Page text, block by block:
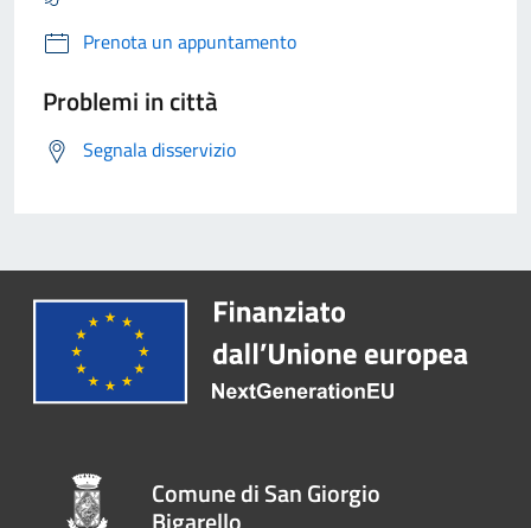
Prenota un appuntamento
Problemi in città
Segnala disservizio
Comune di San Giorgio